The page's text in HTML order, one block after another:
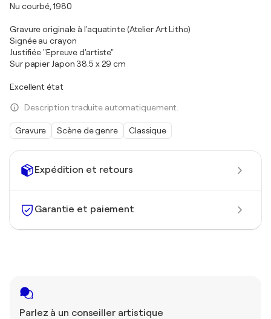
Expédition et retours
Garantie et paiement
Parlez à un conseiller artistique
Nu courbé, 1980
Gravure originale à l'aquatinte (Atelier Art Litho)
Signée au crayon
Justifiée "Epreuve d'artiste"
Sur papier Japon 38.5 x 29 cm
Excellent état
Description traduite automatiquement.
Gravure Scène de genre Classique